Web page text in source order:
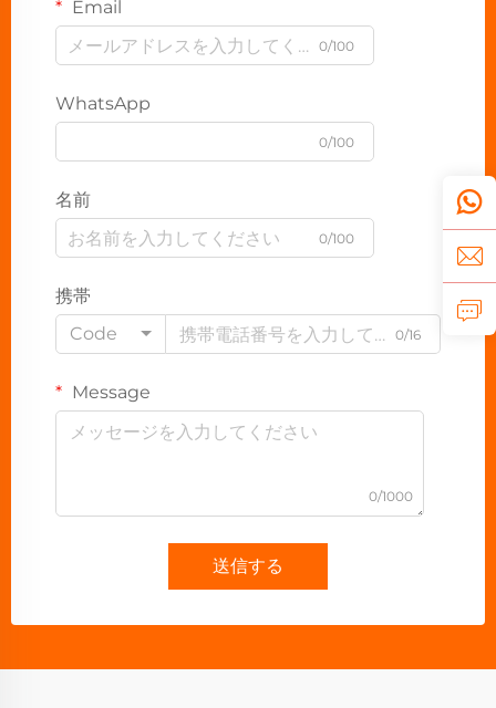
Email
0/100
WhatsApp
0/100
名前
0/100
携帯
Code
0/16
Message
0/1000
送信する